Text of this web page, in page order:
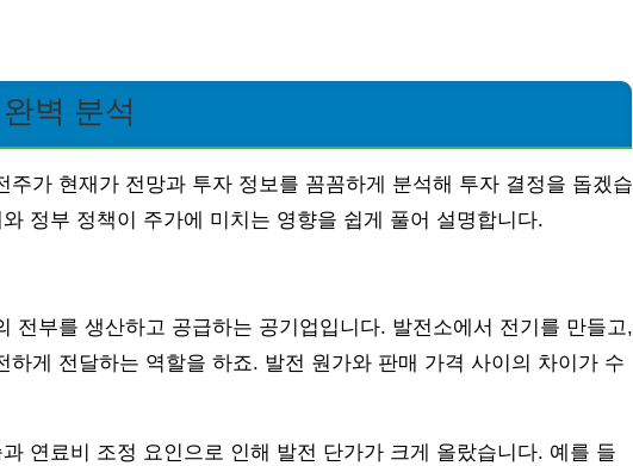
벽 분석
주가 현재가 전망과 투자 정보를 꼼꼼하게 분석해 투자 결정을 돕겠습
정부 정책이 주가에 미치는 영향을 쉽게 풀어 설명합니다.
전부를 생산하고 공급하는 공기업입니다. 발전소에서 전기를 만들고,
하게 전달하는 역할을 하죠. 발전 원가와 판매 가격 사이의 차이가 수
연료비 조정 요인으로 인해 발전 단가가 크게 올랐습니다. 예를 들